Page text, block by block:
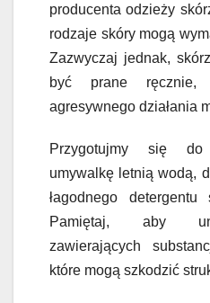
producenta odzieży
rodzaje skóry mogą
Zazwyczaj jednak,
być prane
agresywnego działania
Przygotujmy się do
umywalkę letnią wodą,
łagodnego detergentu
Pamiętaj, aby
zawierających
które mogą szkodzić